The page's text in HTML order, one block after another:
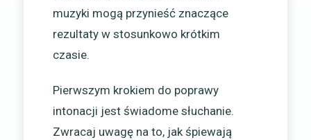
muzyki mogą przynieść znaczące
rezultaty w stosunkowo krótkim
czasie.
Pierwszym krokiem do poprawy
intonacji jest świadome słuchanie.
Zwracaj uwagę na to, jak śpiewają